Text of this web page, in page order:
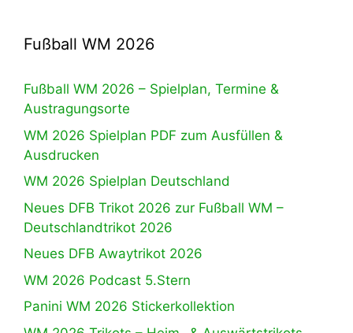
Fußball WM 2026
Fußball WM 2026 – Spielplan, Termine &
Austragungsorte
WM 2026 Spielplan PDF zum Ausfüllen &
Ausdrucken
WM 2026 Spielplan Deutschland
Neues DFB Trikot 2026 zur Fußball WM –
Deutschlandtrikot 2026
Neues DFB Awaytrikot 2026
WM 2026 Podcast 5.Stern
Panini WM 2026 Stickerkollektion